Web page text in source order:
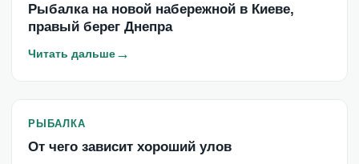
Рыбалка на новой набережной в Киеве,
правый берег Днепра
Читать дальше→
РЫБАЛКА
От чего зависит хороший улов